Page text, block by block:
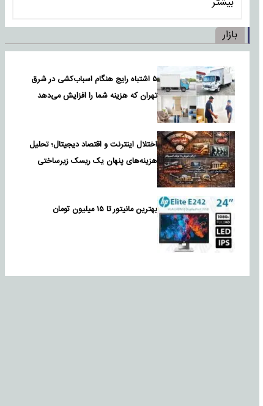
بازار
۵ اشتباه رایج هنگام اسباب‌کشی در شرق
تهران که هزینه شما را افزایش می‌دهد
اختلال اینترنت و اقتصاد دیجیتال؛ تحلیل
هزینه‌های پنهان یک ریسک زیرساختی
بهترین مانیتور تا ۱۵ میلیون تومان